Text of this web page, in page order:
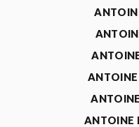
ANTOIN
ANTOIN
ANTOINE